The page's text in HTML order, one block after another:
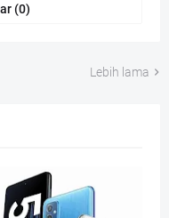
(0)
Lebih lama